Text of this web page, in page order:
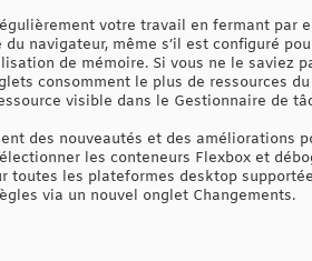
votre travail en fermant
navigateur, même s’il est configuré
de mémoire. Si vous ne le saviez
consomment le plus de ressources
visible dans le Gestionnaire de
des nouveautés et des améliorations
les conteneurs Flexbox et
toutes les plateformes desktop
via un nouvel onglet Changements.